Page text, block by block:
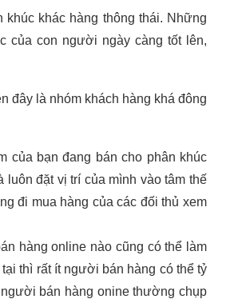
khác hàng thông thái. Những
của con người ngày càng tốt lên,
đây là nhóm khách hàng khá đông
của bạn đang bán cho phân khúc
đặt vị trí của mình vào tâm thế
đi mua hàng của các đối thủ xem
hàng online nào cũng có thể làm
thì rất ít người bán hàng có thể tỷ
bán hàng onine thường chụp